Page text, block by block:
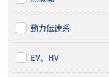
動力伝達系
EV、HV